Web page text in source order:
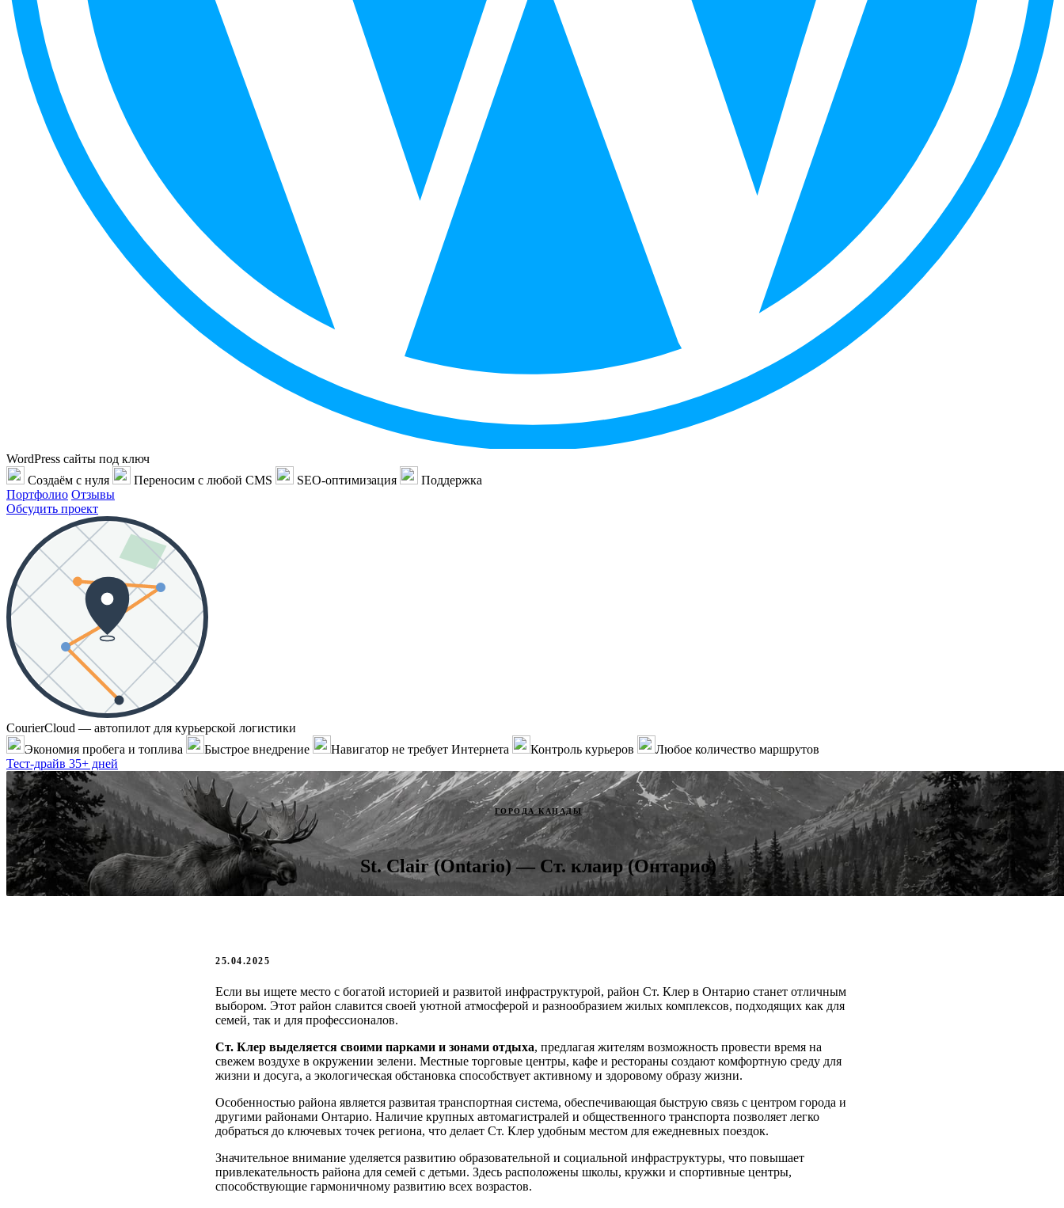
WordPress сайты под ключ
Создаём с нуля
Переносим с любой CMS SEO-оптимизация
Поддержка
Портфолио Отзывы
Обсудить проект
CourierCloud — автопилот для курьерской логистики
Экономия пробега и топлива
Быстрое внедрение Навигатор не требует Интернета Контроль курьеров
Любое количество маршрутов
Тест-драйв 35+ дней
ГОРОДА КАНАДЫ
St. Clair (Ontario) — Ст. клаир (Онтарио)
25.04.2025
Если вы ищете место с богатой историей и развитой инфраструктурой, район Ст. Клер в Онтарио станет отличным
выбором. Этот район славится своей уютной атмосферой и разнообразием жилых комплексов, подходящих как для
семей, так и для профессионалов.
Ст. Клер выделяется своими парками и зонами отдыха, предлагая жителям возможность провести время на
свежем воздухе в окружении зелени. Местные торговые центры, кафе и рестораны создают комфортную среду для
жизни и досуга, а экологическая обстановка способствует активному и здоровому образу жизни.
Особенностью района является развитая транспортная система, обеспечивающая быструю связь с центром города и
другими районами Онтарио. Наличие крупных автомагистралей и общественного транспорта позволяет легко
добраться до ключевых точек региона, что делает Ст. Клер удобным местом для ежедневных поездок.
Значительное внимание уделяется развитию образовательной и социальной инфраструктуры, что повышает
привлекательность района для семей с детьми. Здесь расположены школы, кружки и спортивные центры,
способствующие гармоничному развитию всех возрастов.